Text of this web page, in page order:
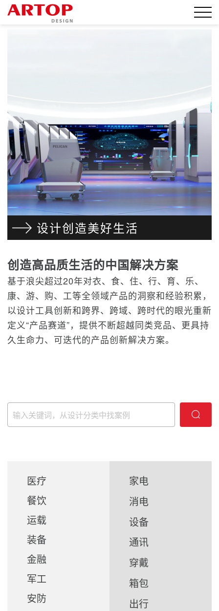
设计创造美好生活
创造高品质生活的中国解决方案
基于浪尖超过20年对衣、食、住、行、育、乐、
康、游、购、工等全领域产品的洞察和经验积累，
以设计工具创新和跨界、跨域、跨时代的眼光重新
定义“产品赛道”，提供不断超越同类竞品、更具持
久生命力、可迭代的产品创新解决方案。
医疗
餐饮
运载
装备
金融
军工
安防
家电
消电
设备
通讯
穿戴
箱包
出行